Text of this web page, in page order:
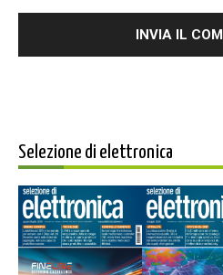
Selezione di elettronica